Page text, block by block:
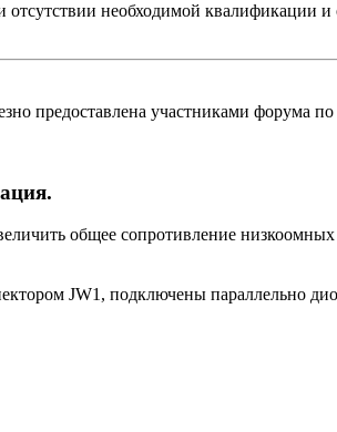
необходимой квалификации
предоставлена участниками форума
общее сопротивление
JW1, подключены параллельно